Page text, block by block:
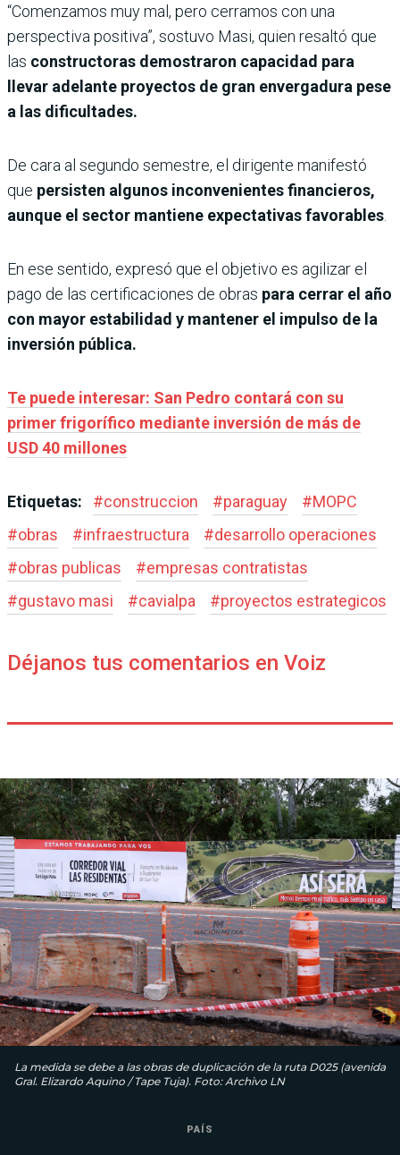
“Comenzamos muy mal, pero cerramos con una
perspectiva positiva”, sostuvo Masi, quien resaltó que
las constructoras demostraron capacidad para
llevar adelante proyectos de gran envergadura pese
a las dificultades.
De cara al segundo semestre, el dirigente manifestó
que persisten algunos inconvenientes financieros,
aunque el sector mantiene expectativas favorables
En ese sentido, expresó que el objetivo es agilizar el
pago de las certificaciones de obras para cerrar el año
con mayor estabilidad y mantener el impulso de la
inversión pública.
Te puede interesar: San Pedro contará con su
primer frigorífico mediante inversión de más de
USD 40 millones
Etiquetas: #construccion #paraguay #MOPC
#obras #infraestructura #desarrollo operaciones
#obras publicas #empresas contratistas
#gustavo masi #cavialpa #proyectos estrategicos
Déjanos tus comentarios en Voiz
La medida se debe a las obras de duplicación de la ruta D025 (avenida
Gral. Elizardo Aquino / Tape Tuja). Foto: Archivo LN
PAÍS